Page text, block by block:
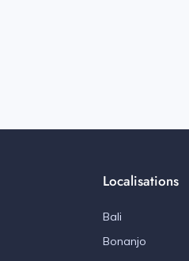
Localisations
Bali
Bonanjo